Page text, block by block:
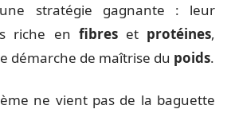
stratégie gagnante : leur
riche en fibreset protéines,
démarche de maîtrise du poids.
ne vient pas de la baguette